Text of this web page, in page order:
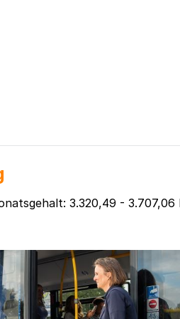
3.320,49 - 3.707,06